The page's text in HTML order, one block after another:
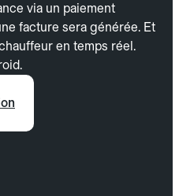
via un paiement
facture sera générée. Et
en temps réel.